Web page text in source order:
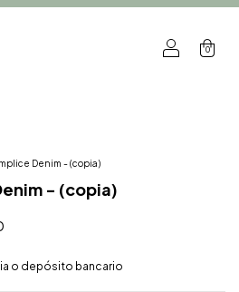
0
Denim - (copia)
- (copia)
o depósito bancario